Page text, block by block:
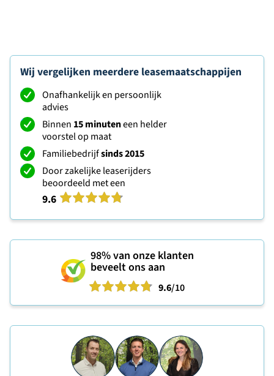
Wij vergelijken meerdere leasemaatschappijen
Onafhankelijk en persoonlijk
advies
Binnen 15 minuteneen helder
voorstel op maat
Familiebedrijfsinds 2015
Door zakelijke leaserijders
beoordeeld met een
9.6
98%van onze klanten
beveelt ons aan
9.6/10